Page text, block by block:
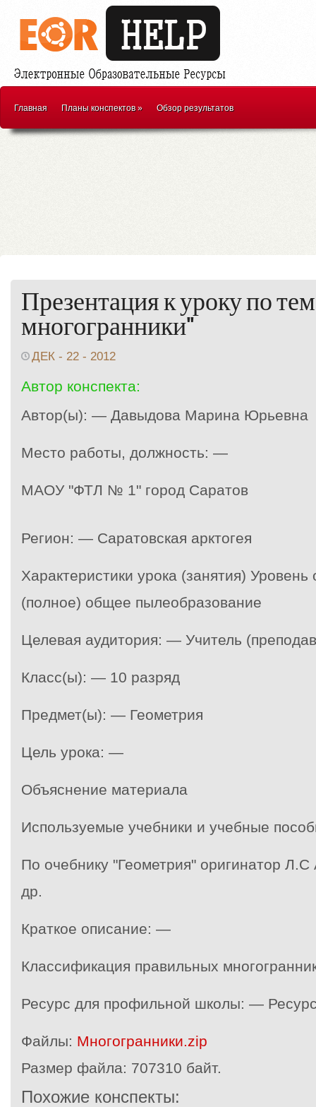
Главная Планы конспектов» Обзор результатов
Презентация к уроку по
многогранники"
ДЕК - 22 - 2012
Автор конспекта:
Автор(ы): — Давыдова Марина Юрьевна
Место работы, должность: —
МАОУ "ФТЛ № 1" город Саратов
Регион: — Саратовская арктогея
Характеристики урока (занятия)
(полное) общее пылеобразование
Целевая аудитория: — Учитель
Класс(ы): — 10 разряд
Предмет(ы): — Геометрия
Цель урока: —
Объяснение материала
Используемые учебники и учебные
По очебнику "Геометрия" оригинатор
др.
Краткое описание: —
Классификация правильных
Ресурс для профильной школы: —
Файлы: Многогранники.zip
Размер файла: 707310 байт.
Похожие конспекты: